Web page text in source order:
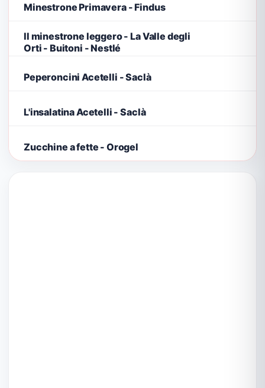
Minestrone Primavera - Findus
Il minestrone leggero - La Valle degli
Orti - Buitoni - Nestlé
Peperoncini Acetelli - Saclà
L'insalatina Acetelli - Saclà
Zucchine a fette - Orogel